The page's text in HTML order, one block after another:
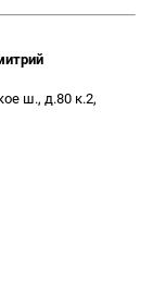
ш., д.80 к.2,